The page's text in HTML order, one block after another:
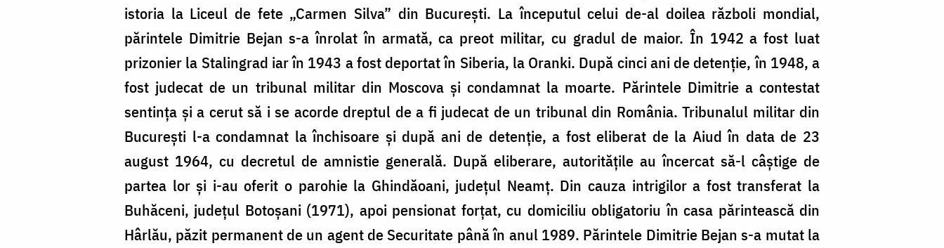
istoria la Liceul de fete „Carmen Silva” din Bucureşti. La începutul celui de-al doilea războli mondial,
părintele Dimitrie Bejan s-a înrolat în armată, ca preot militar, cu gradul de maior. În 1942 a fost luat
prizonier la Stalingrad iar în 1943 a fost deportat în Siberia, la Oranki. După cinci ani de detenţie, în 1948, a
fost judecat de un tribunal militar din Moscova şi condamnat la moarte. Părintele Dimitrie a contestat
sentinţa şi a cerut să i se acorde dreptul de a fi judecat de un tribunal din România. Tribunalul militar din
Bucureşti l-a condamnat la închisoare și după ani de detenție, a fost eliberat de la Aiud în data de 23
august 1964, cu decretul de amnistie generală. După eliberare, autorităţile au încercat să-l câştige de
partea lor şi i-au oferit o parohie la Ghindăoani, județul Neamț. Din cauza intrigilor a fost transferat la
Buhăceni, judeţul Botoșani (1971), apoi pensionat forțat, cu domiciliu obligatoriu în casa părintească din
Hârlău, păzit permanent de un agent de Securitate până în anul 1989. Părintele Dimitrie Bejan s-a mutat la